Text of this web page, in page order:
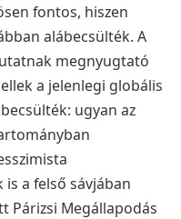
fontos, hiszen
alábecsülték. A
megnyugtató
a jelenlegi globális
ugyan az
a felső sávjában
Párizsi Megállapodás